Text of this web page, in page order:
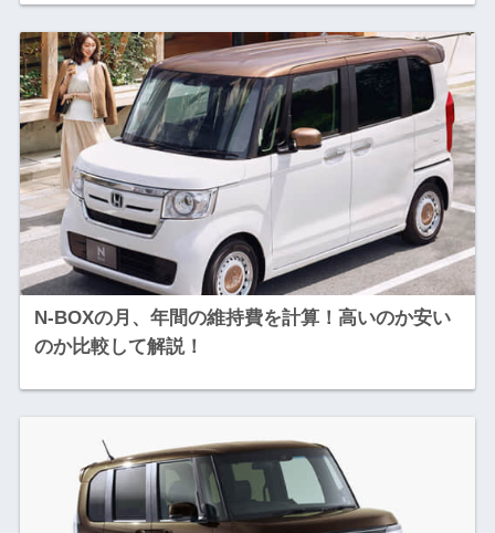
N-BOXの月、年間の維持費を計算！高いのか安い
のか比較して解説！